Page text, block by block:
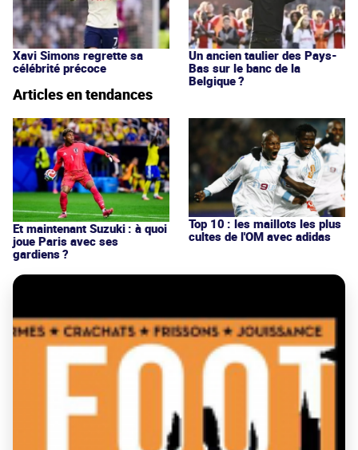
Xavi Simons regrette sa
célébrité précoce
Un ancien taulier des Pays-
Bas sur le banc de la
Belgique ?
Articles en tendances
Et maintenant Suzuki : à quoi
joue Paris avec ses
gardiens ?
Top 10 : les maillots les plus
cultes de l'OM avec adidas